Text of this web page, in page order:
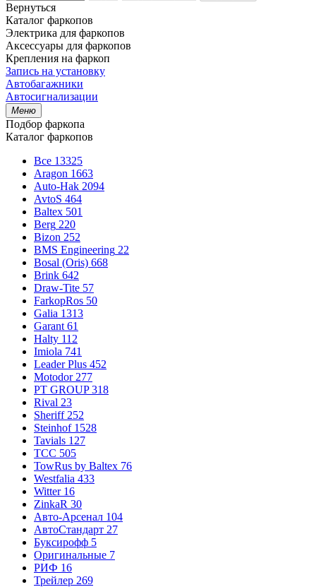
Вернуться
Каталог фаркопов
Электрика для фаркопов
Аксессуары для фаркопов
Крепления на фаркоп
Запись на установку
Автобагажники
Автосигнализации
Меню
Подбор фаркопа
Каталог фаркопов
Все 13325
Aragon 1663
Auto-Hak 2094
AvtoS 464
Baltex 501
Berg 220
Bizon 252
BMS Engineering 22
Bosal (Oris) 668
Brink 642
Draw-Tite 57
FarkopRos 50
Galia 1313
Garant 61
Halty 112
Imiola 741
Leader Plus 452
Motodor 277
PT GROUP 318
Rival 23
Sheriff 252
Steinhof 1528
Tavials 127
TCC 505
TowRus by Baltex 76
Westfalia 433
Witter 16
ZinkaR 30
Авто-Арсенал 104
АвтоСтандарт 27
Буксирофф 5
Оригинальные 7
РИФ 16
Трейлер 269